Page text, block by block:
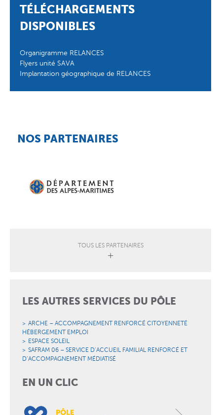
TÉLÉCHARGEMENTS
DISPONIBLES
Organigramme RELANCES
Flyers unité SAVA
Implantation géographique de RELANCES
NOS PARTENAIRES
TOUS LES PARTENAIRES
LES AUTRES SERVICES DU PÔLE
ARCHE – ACCOMPAGNEMENT RENFORCÉ CITOYENNETÉ
HÉBERGEMENT EMPLOI
ESPACE SOLEIL
SAFRAM 06 – SERVICE D’ACCUEIL FAMILIAL RENFORCÉ ET
D’ACCOMPAGNEMENT MÉDIATISÉ
EN UN CLIC